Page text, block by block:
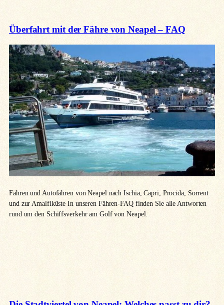
Überfahrt mit der Fähre von Neapel – FAQ
Fähren und Autofähren von Neapel nach Ischia, Capri, Procida, Sorrent
und zur Amalfiküste In unseren Fähren-FAQ finden Sie alle Antworten
rund um den Schiffsverkehr am Golf von Neapel.